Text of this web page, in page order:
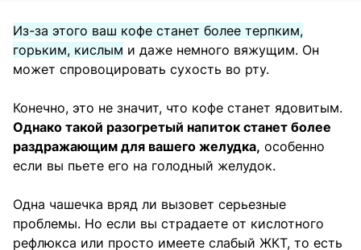
Из-за этого ваш кофе станет более терпким,
горьким, кислым и даже немного вяжущим. Он
может спровоцировать сухость во рту.
Конечно, это не значит, что кофе станет ядовитым.
Однако такой разогретый напиток станет более
раздражающим для вашего желудка, особенно
если вы пьете его на голодный желудок.
Одна чашечка вряд ли вызовет серьезные
проблемы. Но если вы страдаете от кислотного
рефлюкса или просто имеете слабый ЖКТ, то есть